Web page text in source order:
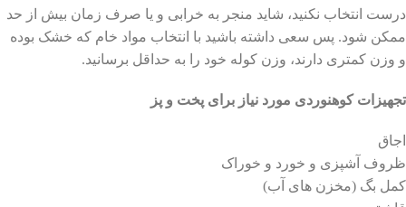
درست انتخاب نکنید، شاید منجر به خرابی و یا صرف زمان بیش از حد
ممکن شود. پس سعی داشته باشید با انتخاب مواد خام که خشک بوده
و وزن کمتری دارند، وزن کوله خود را به حداقل برسانید.
تجهیزات کوهنوردی مورد نیاز برای پخت و پز
اجاق
ظروف آشپزی و خورد و خوراک
کمل بگ (مخزن های آب)